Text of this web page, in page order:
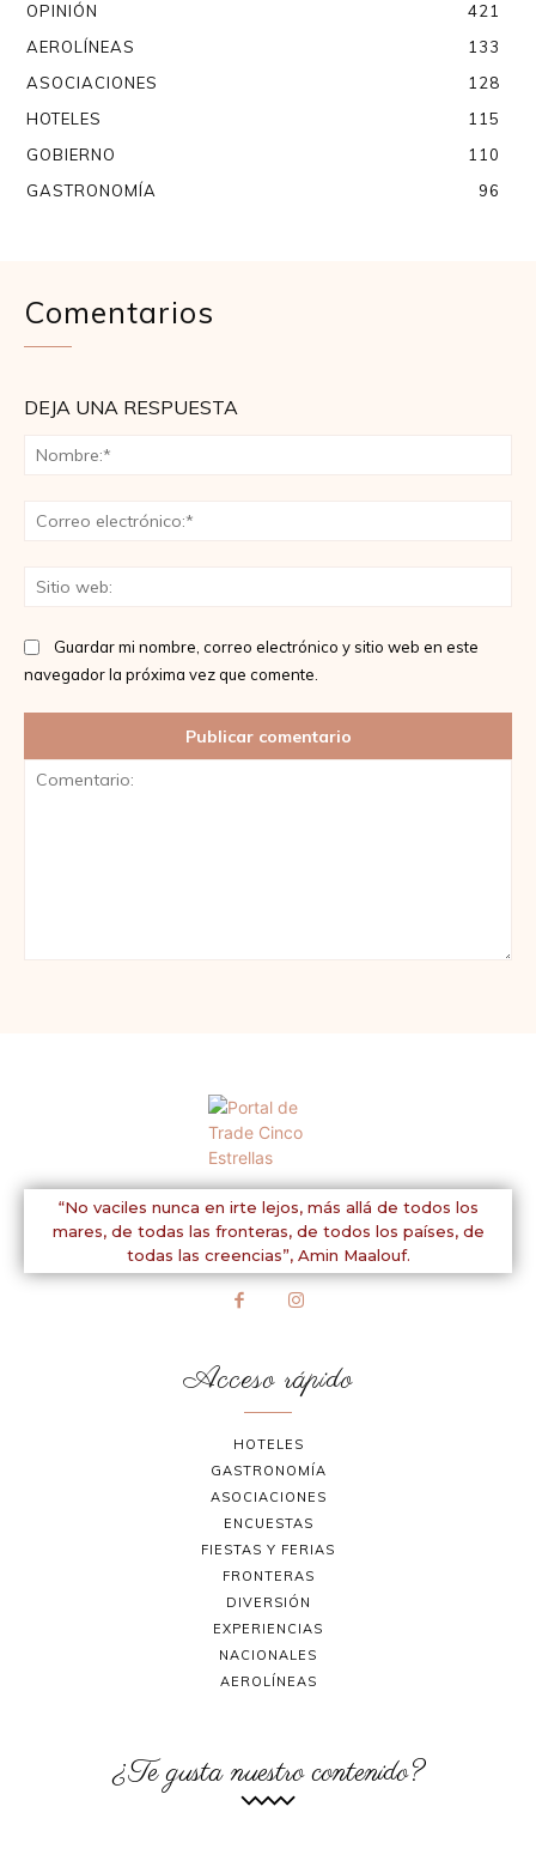
OPINIÓN
421
AEROLÍNEAS
133
ASOCIACIONES
128
HOTELES
115
GOBIERNO
110
GASTRONOMÍA
96
Comentarios
DEJA UNA RESPUESTA
Guardar mi nombre, correo electrónico y sitio web en este
navegador la próxima vez que comente.
“No vaciles nunca en irte lejos, más allá de todos los
mares, de todas las fronteras, de todos los países, de
todas las creencias”, Amin Maalouf.
Acceso rápido
HOTELES
GASTRONOMÍA
ASOCIACIONES
ENCUESTAS
FIESTAS Y FERIAS
FRONTERAS
DIVERSIÓN
EXPERIENCIAS
NACIONALES
AEROLÍNEAS
¿Te gusta nuestro contenido?